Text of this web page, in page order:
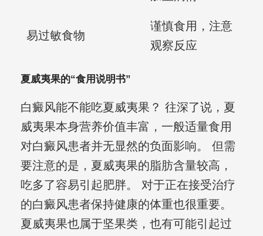
易过敏食物
谨慎食用，注意
观察反应
夏威夷果的“食用说明书”
白癜风能不能吃夏威夷果？ 往深了说，夏
威夷果本身营养价值丰富，一般适量食用
对白癜风患者并无显然的负面影响。 但需
要注意的是，夏威夷果的脂肪含量较高，
吃多了容易引起肥胖。 对于正在接受治疗
的白癜风患者保持健康的体重也很重要。
夏威夷果也属于坚果类，也有可能引起过